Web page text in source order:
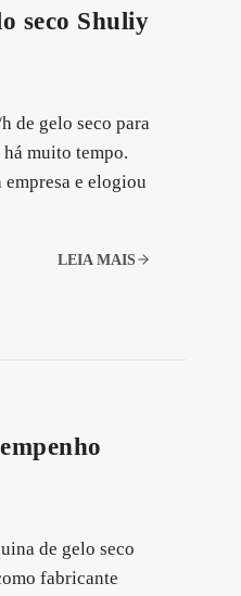
seco Shuliy
de gelo seco para
muito tempo.
e elogiou
LEIA MAIS
de gelo seco
fabricante